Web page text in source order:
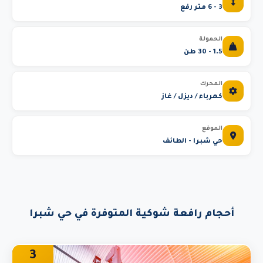
3 - 6 متر رفع
الحمولة
1.5 - 30 طن
المحرك
كهرباء / ديزل / غاز
الموقع
حي شبرا - الطائف
أحجام رافعة شوكية المتوفرة في حي شبرا
3